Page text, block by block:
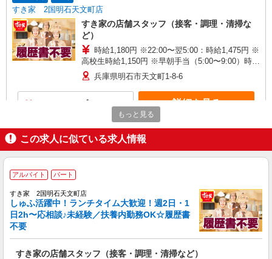
すき家 2国明石天文町店
すき家の店舗スタッフ（接客・調理・清掃な
ど）
時給1,180円 ※22:00〜翌5:00：時給1,475円 ※
高校生時給1,150円 ※早朝手当（5:00〜9:00）時給
＋150円
兵庫県明石市天文町1-8-6
詳細を見る
アルバイト パート
大釜屋 明石店
たこ焼き店スタッフ
兵庫県明石市大久保町ゆりのき通り1-3-2 明石
ビブレ1F
キープ 詳細を見る
もっと見る
この求人に似ている求人情報
アルバイト パート
すき家 2国明石天文町店
しゅふ活躍中！ランチタイム大歓迎！週2日・1
日2h〜応相談♪未経験／扶養内勤務OK☆履歴書
不要
すき家の店舗スタッフ（接客・調理・清掃など）